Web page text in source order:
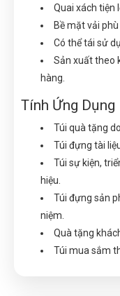
Quai xách tiện
Bề mặt vải
Có thể tái sử
Sản xuất theo
hàng.
Tính Ứng Dụng
Túi quà tặng
Túi đựng tài
Túi sự kiện,
hiệu.
Túi đựng sản
niệm.
Quà tặng
Túi mua sắm